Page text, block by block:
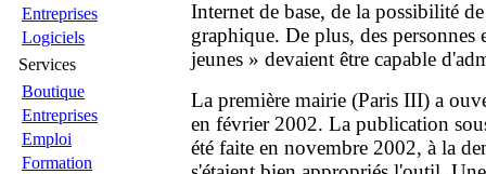
Entreprises
Logiciels
Services
Boutique
Entreprises
Emploi
Formation
Internet de base, de la possibilité
graphique. De plus, des personnes
jeunes » devaient être capable
La première mairie (Paris III) a
en février 2002. La publication
été faite en novembre 2002, à la